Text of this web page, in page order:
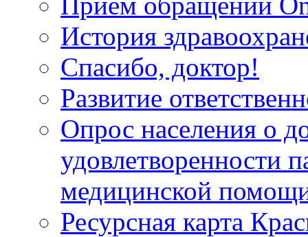
История
Спасибо, доктор!
Развитие
Опрос населения о
удовлетворенности
медицинской
Ресурсная карта